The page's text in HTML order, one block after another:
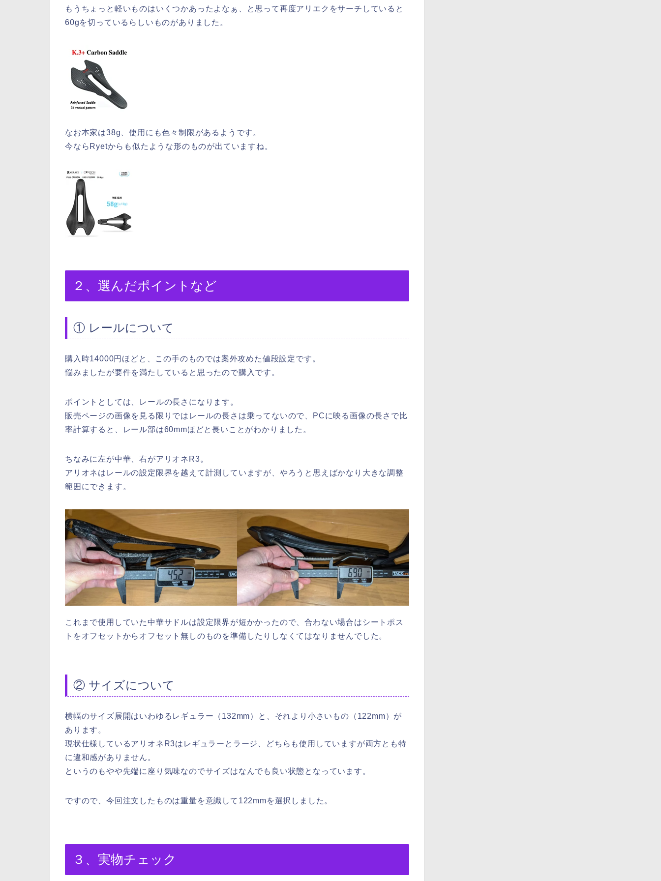
もうちょっと軽いものはいくつかあったよなぁ、と思って再度アリエクをサーチしていると
60gを切っているらしいものがありました。
なお本家は38g、使用にも色々制限があるようです。
今ならRyetからも似たような形のものが出ていますね。
２、選んだポイントなど
① レールについて
購入時14000円ほどと、この手のものでは案外攻めた値段設定です。
悩みましたが要件を満たしていると思ったので購入です。
ポイントとしては、レールの長さになります。
販売ページの画像を見る限りではレールの長さは乗ってないので、PCに映る画像の長さで比
率計算すると、レール部は60mmほどと長いことがわかりました。
ちなみに左が中華、右がアリオネR3。
アリオネはレールの設定限界を越えて計測していますが、やろうと思えばかなり大きな調整
範囲にできます。
これまで使用していた中華サドルは設定限界が短かかったので、合わない場合はシートポス
トをオフセットからオフセット無しのものを準備したりしなくてはなりませんでした。
② サイズについて
横幅のサイズ展開はいわゆるレギュラー（132mm）と、それより小さいもの（122mm）が
あります。
現状仕様しているアリオネR3はレギュラーとラージ、どちらも使用していますが両方とも特
に違和感がありません。
というのもやや先端に座り気味なのでサイズはなんでも良い状態となっています。
ですので、今回注文したものは重量を意識して122mmを選択しました。
３、実物チェック